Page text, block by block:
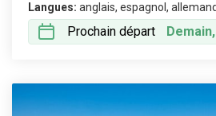
Langues: anglais, espagnol,
Prochain départ